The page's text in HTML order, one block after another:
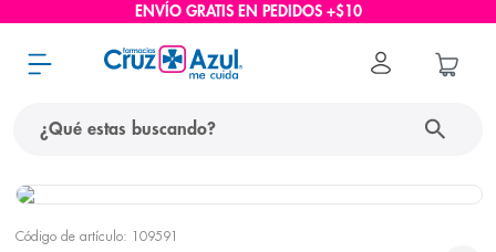
ENVÍO GRATIS EN PEDIDOS +$10
Código de artículo: 109591
términos más buscados